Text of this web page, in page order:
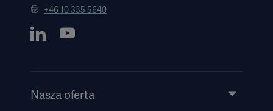
+46 10 335 5640
Nasza oferta